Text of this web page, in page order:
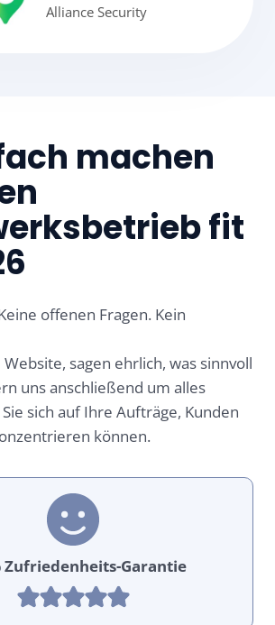
Alliance Security
machen
fit
offenen Fragen. Kein
sagen ehrlich, was sinnvoll
uns anschließend um alles
sich auf Ihre Aufträge, Kunden
können.
Zufriedenheits-Garantie